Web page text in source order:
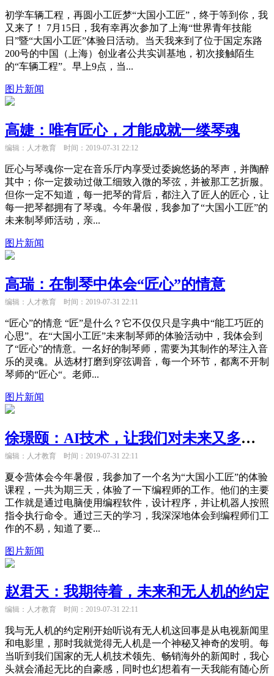
初学车辆工程，再圆小工匠梦“大国小工匠”，终于等到你，我
又来了！ 7月15日，我有幸再次参加了上海“世界青年技能
日”暨“大国小工匠”体验日活动。当天我来到了位于国定东路
200号的中国（上海）创业者公共实训基地，初次接触陌生
的“车辆工程”。早上9点，当...
图片新闻
高婕：唯有匠心，才能成就一缕琴魂
编辑：人才教育 时间：2019-07-31 22:12
匠心与琴魂你一定在音乐厅内享受过委婉悠扬的琴声，并陶醉
其中；你一定拨动过做工细致入微的琴弦，并被那工艺折服。
但你一定不知道，每一把琴的背后，都注入了匠人的匠心，让
每一把琴都拥有了琴魂。今年暑假，我参加了“大国小工匠”的
未来制琴师活动，亲...
图片新闻
高瑞：在制琴中体会“匠心”的情意
编辑：人才教育 时间：2019-07-31 22:11
“匠心”的情意 “匠”是什么？它不仅仅只是字典中“能工巧匠的
心思”。在“大国小工匠”未来制琴师的体验活动中，我体会到
了“匠心”的情意。一名好的制琴师，需要为其制作的琴注入音
乐的灵魂。从选材打磨到穿弦调音，每一个环节，都离不开制
琴师的“匠心“。老师...
图片新闻
徐璟颐：AI技术，让我们对未来又多了一份憧憬
编辑：人才教育 时间：2019-07-31 22:11
夏令营体会今年暑假，我参加了一个名为“大国小工匠”的体验
课程，一共为期三天，体验了一下编程师的工作。他们的主要
工作就是通过电脑使用编程软件，设计程序，并让机器人按照
指令执行命令。通过三天的学习，我深深地体会到编程师们工
作的不易，知道了要...
图片新闻
赵君天：我期待着，未来和无人机的约定
编辑：人才教育 时间：2019-07-31 22:11
我与无人机的约定刚开始听说有无人机这回事是从电视新闻里
和电影里，那时我就觉得无人机是一个神秘又神奇的发明。每
当听到我们国家的无人机技术领先、畅销海外的新闻时，我心
头就会涌起无比的自豪感，同时也幻想着有一天我能有随心所